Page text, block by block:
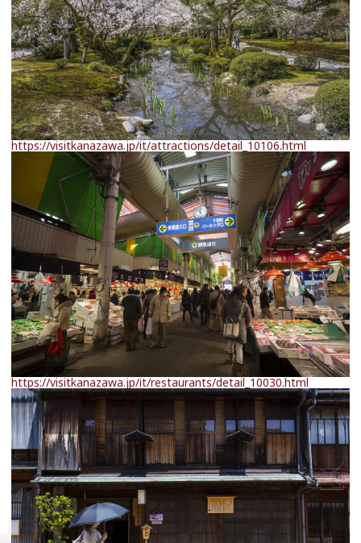
https://visitkanazawa.jp/it/attractions/detail_10106.html
https://visitkanazawa.jp/it/restaurants/detail_10030.html